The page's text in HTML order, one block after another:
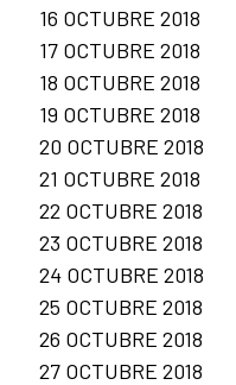
16 OCTUBRE 2018
17 OCTUBRE 2018
18 OCTUBRE 2018
19 OCTUBRE 2018
20 OCTUBRE 2018
21 OCTUBRE 2018
22 OCTUBRE 2018
23 OCTUBRE 2018
24 OCTUBRE 2018
25 OCTUBRE 2018
26 OCTUBRE 2018
27 OCTUBRE 2018